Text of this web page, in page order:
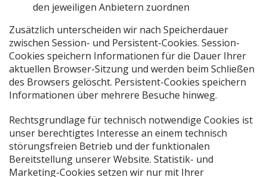
den jeweiligen Anbietern zuordnen
Zusätzlich unterscheiden wir nach Speicherdauer
zwischen Session- und Persistent-Cookies. Session-
Cookies speichern Informationen für die Dauer Ihrer
aktuellen Browser-Sitzung und werden beim Schließen
des Browsers gelöscht. Persistent-Cookies speichern
Informationen über mehrere Besuche hinweg.
Rechtsgrundlage für technisch notwendige Cookies ist
unser berechtigtes Interesse an einem technisch
störungsfreien Betrieb und der funktionalen
Bereitstellung unserer Website. Statistik- und
Marketing-Cookies setzen wir nur mit Ihrer